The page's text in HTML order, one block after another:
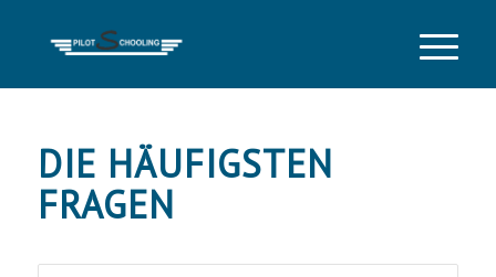
DIE HÄUFIGSTEN
FRAGEN